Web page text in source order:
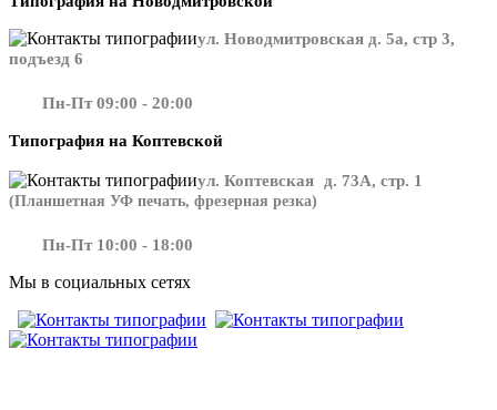
ул. Новодмитровская д. 5а, стр 3,
подъезд 6
Пн-Пт 09:00 - 20:00
Типография на Коптевской
ул. Коптевская д. 73А, стр. 1
(Планшетная УФ печать, фрезерная резка)
Пн-Пт 10:00 - 18:00
Мы в социальных сетях